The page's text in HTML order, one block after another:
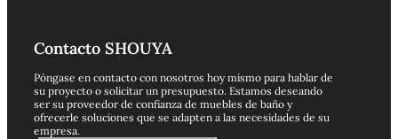
Contacto SHOUYA
Póngase en contacto con nosotros hoy mismo para hablar de
su proyecto o solicitar un presupuesto. Estamos deseando
ser su proveedor de confianza de muebles de baño y
ofrecerle soluciones que se adapten a las necesidades de su
empresa.